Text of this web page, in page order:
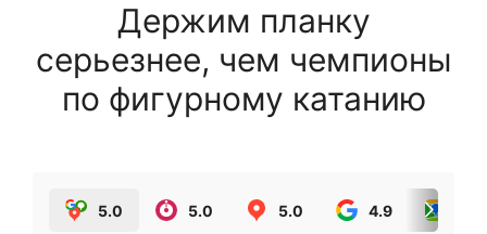
Держим планку
серьезнее, чем чемпионы
по фигурному катанию
5.0 5.0 5.0 4.9